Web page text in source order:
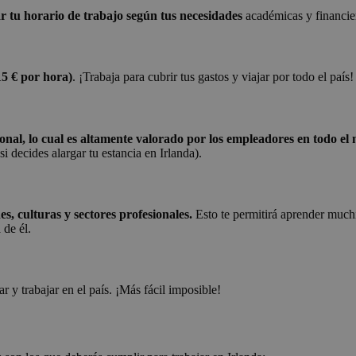
horario de trabajo según tus necesidades académicas y
€ por hora). ¡Trabaja para cubrir tus gastos y viajar por todo el país!
lo cual es altamente valorado por los empleadores en todo el
decides alargar tu estancia en Irlanda).
culturas y sectores profesionales. Esto te permitirá aprender
él.
y trabajar en el país. ¡Más fácil imposible!